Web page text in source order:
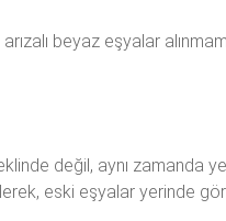
beyaz eşyalar
değil, aynı zamanda
eski eşyalar yerinde